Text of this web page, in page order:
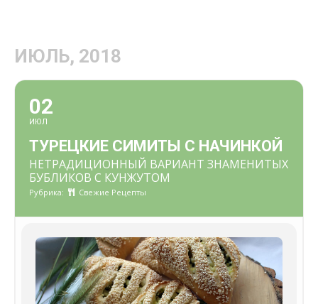
ИЮЛЬ, 2018
02
ИЮЛ
ТУРЕЦКИЕ СИМИТЫ С НАЧИНКОЙ
НЕТРАДИЦИОННЫЙ ВАРИАНТ ЗНАМЕНИТЫХ
БУБЛИКОВ С КУНЖУТОМ
Рубрика: Свежие Рецепты